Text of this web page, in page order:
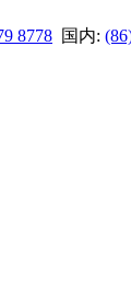
8778 国内: